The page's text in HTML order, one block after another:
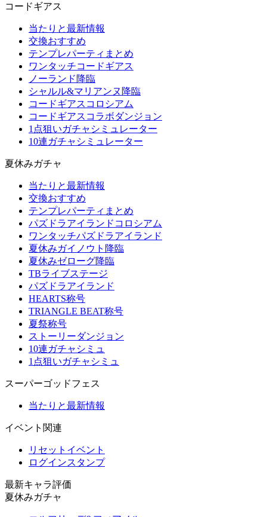
コードギアス
当たりと最新情報
交換おすすめ
テンプレパーティまとめ
ワンタッチコードギアス
ノーランド降臨
シャルル&マリアンヌ降臨
コードギアスコロシアム
コードギアスコラボダンジョン
1点狙いガチャシミュレーター
10連ガチャシミュレーター
夏休みガチャ
当たりと最新情報
交換おすすめ
テンプレパーティまとめ
パズドラアイランドコロシアム
ワンタッチパズドラアイランド
夏休みガイノウト降臨
夏休みゼローグ降臨
TBライブステージ
パズドラアイランド
HEARTS称号
TRIANGLE BEAT称号
夏祭称号
ストーリーダンジョン
10連ガチャシミュ
1点狙いガチャシミュ
スーパーゴッドフェス
当たりと最新情報
イベント関連
リセットイベント
ログインスタンプ
最新キャラ評価
夏休みガチャ